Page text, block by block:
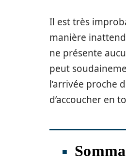
Il est très
manière
ne présente
peut
l’arrivée proche
d’accoucher en